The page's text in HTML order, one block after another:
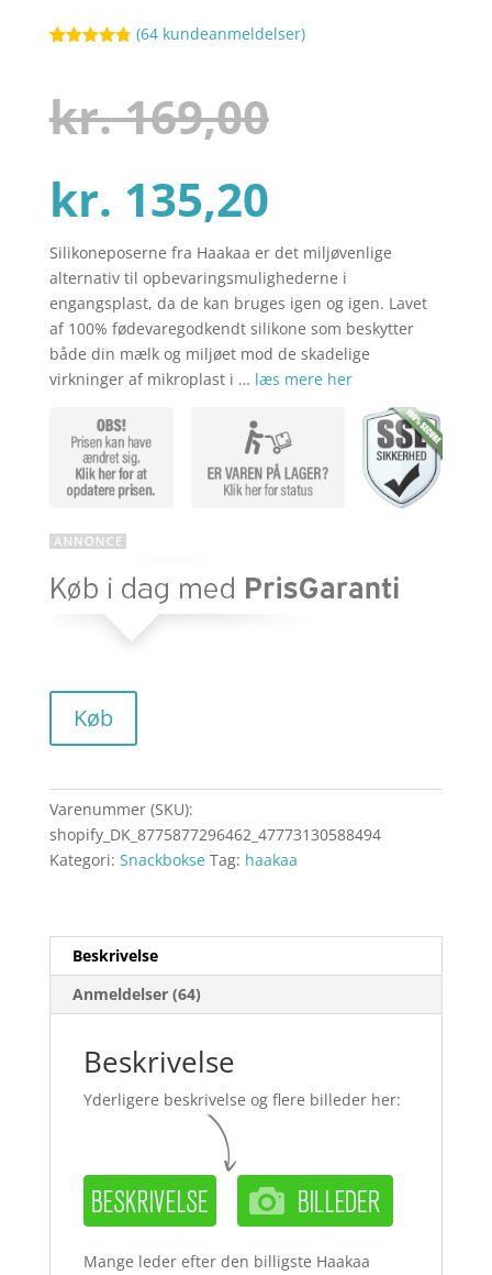
baseret på
kundebedøm
melser
(64 kundeanmeldelser)
kr.169,00
pris
var:
kr.
kr. 135,20Den
aktuelle
pris
er:
kr.
Silikoneposerne fra Haakaa er det miljøvenlige
alternativ til opbevaringsmulighederne i
engangsplast, da de kan bruges igen og igen. Lavet
af 100% fødevaregodkendt silikone som beskytter
både din mælk og miljøet mod de skadelige
virkninger af mikroplast i … læs mere her
Køb
Varenummer (SKU):
shopify_DK_8775877296462_47773130588494
Kategori: Snackbokse Tag: haakaa
Beskrivelse
Anmeldelser (64)
Beskrivelse
Yderligere beskrivelse og flere billeder her:
Mange leder efter den billigste Haakaa